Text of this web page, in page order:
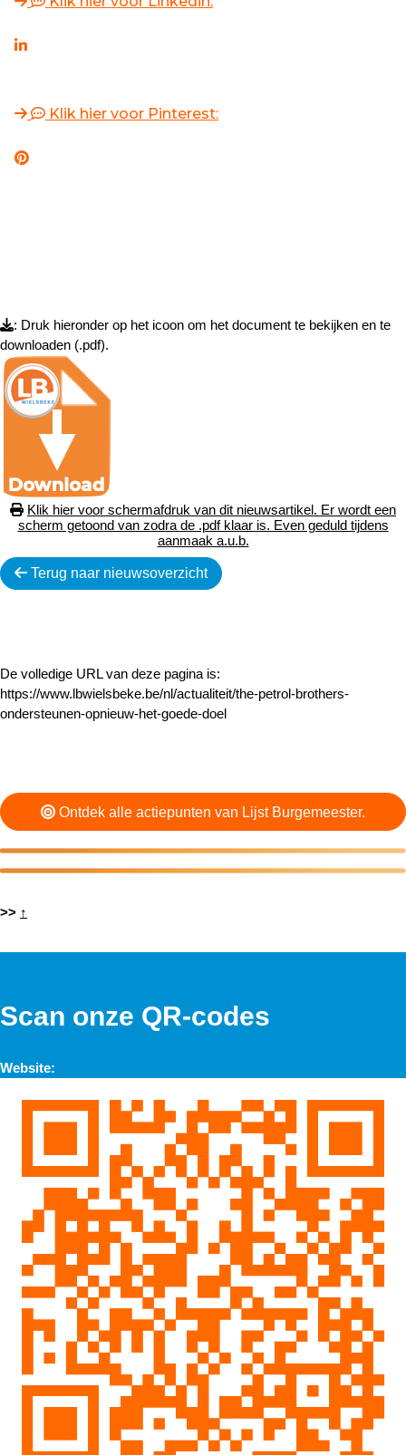
Klik hier voor Pinterest:
: Druk hieronder op het icoon om het document te bekijken en te
downloaden (.pdf).
Klik hier voor schermafdruk van dit nieuwsartikel. Er wordt een
scherm getoond van zodra de .pdf klaar is. Even geduld tijdens
aanmaak a.u.b.
Terug naar nieuwsoverzicht
De volledige URL van deze pagina is:
https://www.lbwielsbeke.be/nl/actualiteit/the-petrol-brothers-
ondersteunen-opnieuw-het-goede-doel
Ontdek alle actiepunten van Lijst Burgemeester.
>> ↑
Scan onze QR-codes
Website: